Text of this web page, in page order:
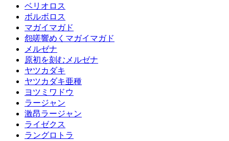
ベリオロス
ボルボロス
マガイマガド
怨嗟響めくマガイマガド
メルゼナ
原初を刻むメルゼナ
ヤツカダキ
ヤツカダキ亜種
ヨツミワドウ
ラージャン
激昂ラージャン
ライゼクス
ラングロトラ